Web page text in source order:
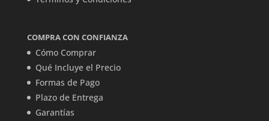
COMPRA CON CONFIANZA
Cómo Comprar
Qué Incluye el Precio
Formas de Pago
Plazo de Entrega
Garantías